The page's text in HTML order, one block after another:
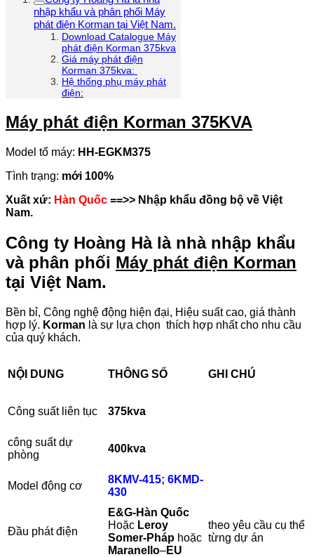
nhập khẩu và phân phối Máy
phát điện Korman tại Việt Nam.
Download Catalogue Máy
phát điện Korman 375kva
Giá máy phát điện
Korman 375kva:
Hệ thống phụ máy phát
điện:
Máy phát điện Korman 375KVA
Model tổ máy: HH-EGKM375
Tình trạng: mới 100%
Xuất xứ: Hàn Quốc ==>> Nhập khẩu đồng bộ về Việt
Nam.
Công ty Hoàng Hà là nhà nhập khẩu
và phân phối Máy phát điện Korman
tại Việt Nam.
Bền bỉ, Công nghệ động hiện đại, Hiệu suất cao, giá thành
hợp lý. Korman là sự lựa chọn thích hợp nhất cho nhu cầu
của quý khách.
NỘI DUNG THÔNG SỐ GHI CHÚ
Công suất liên tục 375kva
công suất dự
phòng
400kva
Model động cơ
8KMV-415; 6KMD-
430
Đầu phát điện
E&G-Hàn Quốc
Hoặc Leroy
Somer-Pháp hoặc
Maranello–EU
theo yêu cầu cụ thể
từng dự án